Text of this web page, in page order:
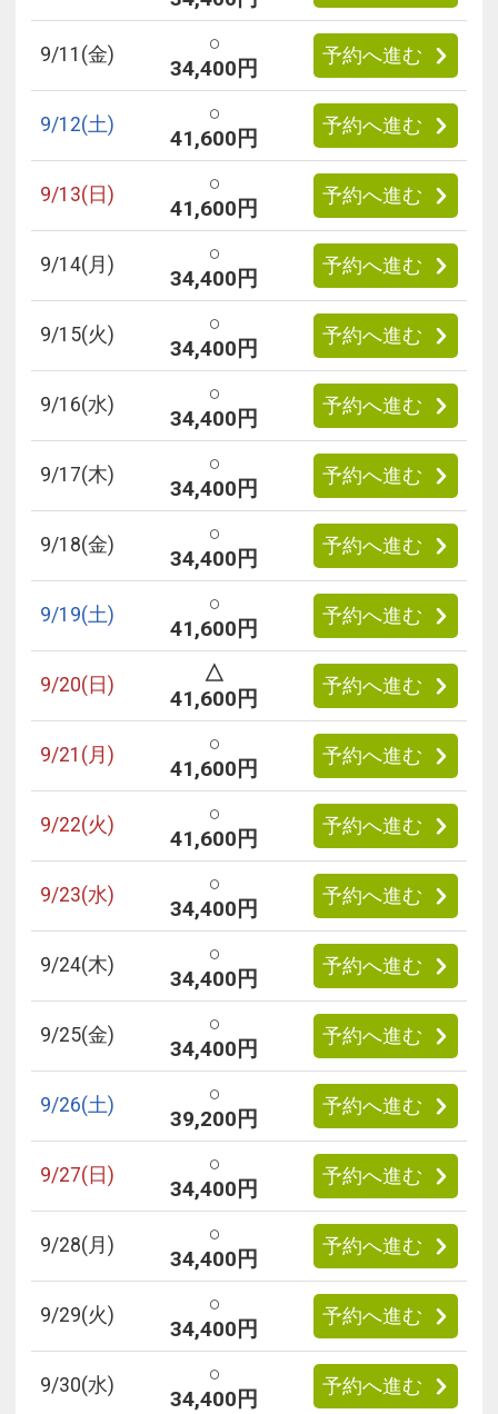
9/11 (金)
○
34,400円
予約へ進む
9/12(土)
○
41,600円
予約へ進む
9/13(日)
○
41,600円
予約へ進む
9/14(月)
○
34,400円
予約へ進む
9/15(火)
○
34,400円
予約へ進む
9/16(水)
○
34,400円
予約へ進む
9/17(木)
○
34,400円
予約へ進む
9/18(金)
○
34,400円
予約へ進む
9/19(土)
○
41,600円
予約へ進む
9/20(日)
△
41,600円
予約へ進む
9/21 (月)
○
41,600円
予約へ進む
9/22(火)
○
41,600円
予約へ進む
9/23(水)
○
34,400円
予約へ進む
9/24(木)
○
34,400円
予約へ進む
9/25(金)
○
34,400円
予約へ進む
9/26(土)
○
39,200円
予約へ進む
9/27(日)
○
34,400円
予約へ進む
9/28(月)
○
34,400円
予約へ進む
9/29(火)
○
34,400円
予約へ進む
9/30(水)
○
34,400円
予約へ進む